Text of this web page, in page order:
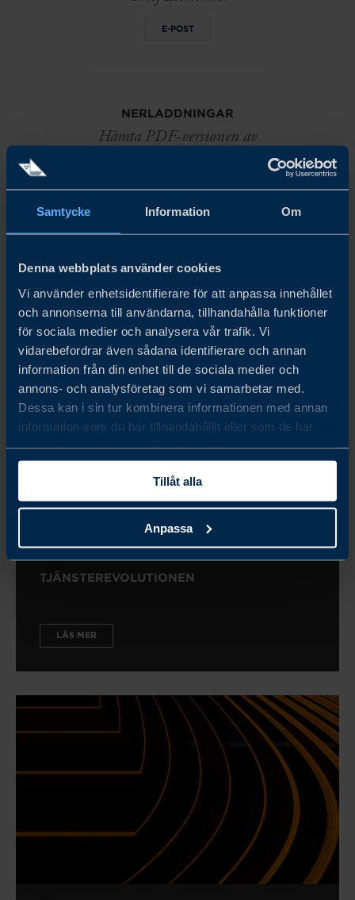
Samtycke Information Om
Denna webbplats använder cookies
Vi använder enhetsidentifierare för att anpassa innehållet
och annonserna till användarna, tillhandahålla funktioner
för sociala medier och analysera vår trafik. Vi
vidarebefordrar även sådana identifierare och annan
information från din enhet till de sociala medier och
annons- och analysföretag som vi samarbetar med.
Dessa kan i sin tur kombinera informationen med annan
information som du har tillhandahållit eller som de har
samlat in när du har använt deras tjänster.
Tillåt alla
Anpassa
E-POST
NERLADDNINGAR
Hämta PDF-versionen av
LADDA NER
Relaterat
TJÄNSTEREVOLUTIONEN
LÄS MER